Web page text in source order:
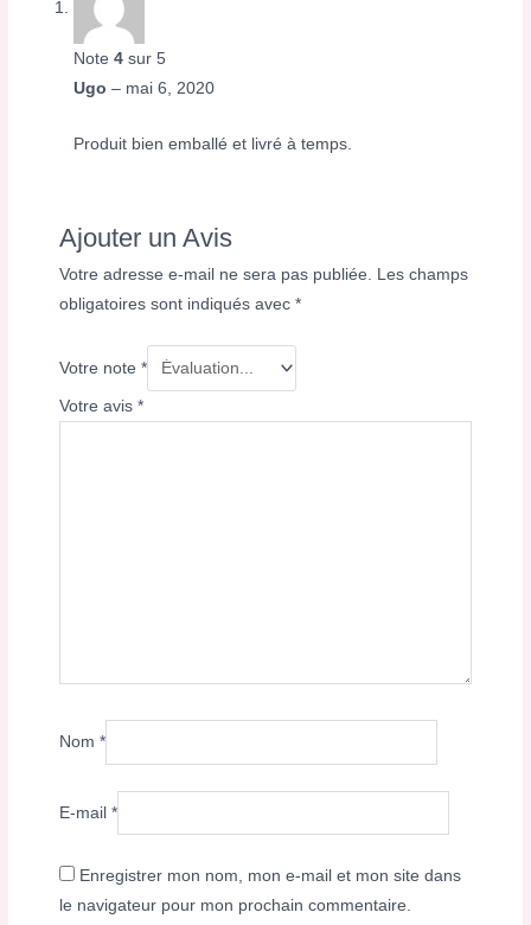
Note4 sur 5
Ugo– mai 6, 2020
Produit bien emballé et livré à temps.
Ajouter un Avis
Votre adresse e-mail ne sera pas publiée. Les champs
obligatoires sont indiqués avec*
Votre note*
Votre avis*
Nom*
E-mail*
Enregistrer mon nom, mon e-mail et mon site dans
le navigateur pour mon prochain commentaire.